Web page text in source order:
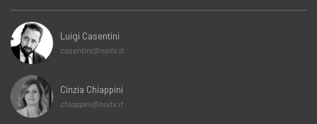
Luigi Casentini
casentini@noitv.it
Cinzia Chiappini
chiappini@noitv.it